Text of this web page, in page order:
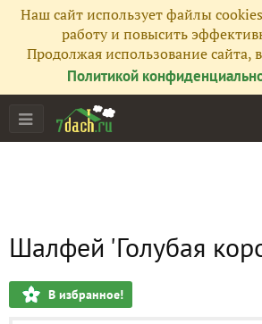
Наш сайт использует файлы
работу и повысить
Продолжая использование сайта,
Политикой
Шалфей 'Голубая
В избранное!